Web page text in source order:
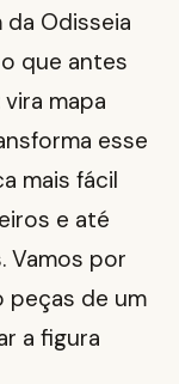
Odisseia
que antes
mapa
esse
mais fácil
e até
Vamos por
peças de um
a figura